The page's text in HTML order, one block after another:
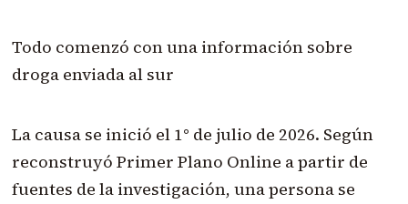
Todo comenzó con una información sobre
droga enviada al sur
La causa se inició el 1° de julio de 2026. Según
reconstruyó Primer Plano Online a partir de
fuentes de la investigación, una persona se